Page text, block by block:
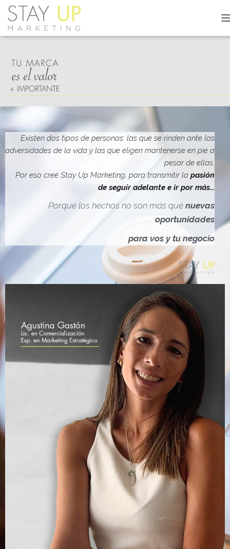
A
M
D
E
N
A
V
G
I
Ó
N
Existen dos tipos de personas: las que se rinden ante las
adversidades de la vida y las que eligen mantenerse en pie a
pesar de ellas.
Por eso creé Stay Up Marketing, para transmitir la pasión
de seguir adelante e ir por más…
Porque los hechos no son más que nuevas
oportunidades
para vos y tu negocio